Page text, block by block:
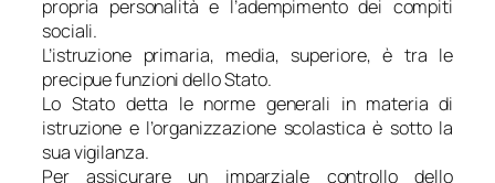
propria personalità e l’adempimento dei compiti
sociali.
L’istruzione primaria, media, superiore, è tra le
precipue funzioni dello Stato.
Lo Stato detta le norme generali in materia di
istruzione e l’organizzazione scolastica è sotto la
sua vigilanza.
Per assicurare un imparziale controllo dello